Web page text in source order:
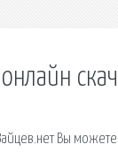
онлайн
Вы